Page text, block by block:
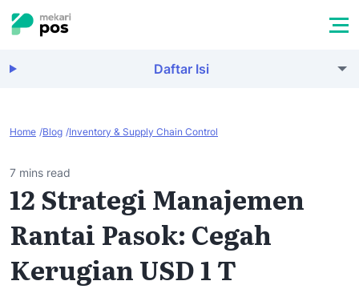
Daftar Isi
Home Blog Inventory & Supply Chain Control
7 mins read
12 Strategi Manajemen
Rantai Pasok: Cegah
Kerugian USD 1 T